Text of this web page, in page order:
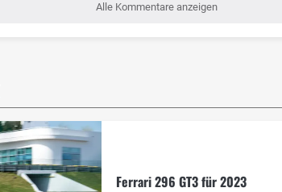
Alle Kommentare anzeigen
Ferrari 296 GT3 für 2023